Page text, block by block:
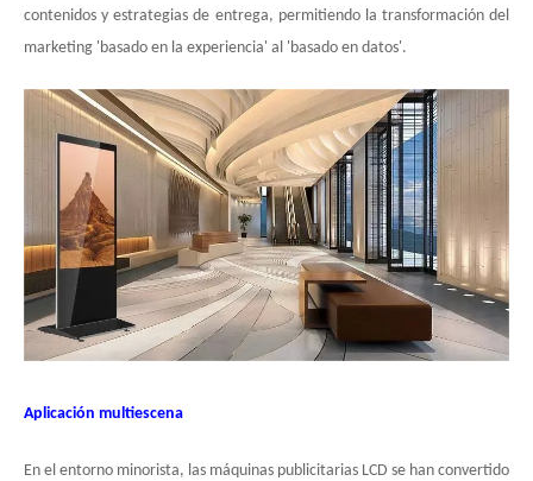
contenidos y estrategias de entrega, permitiendo la transformación del
marketing 'basado en la experiencia' al 'basado en datos'.
Aplicación multiescena
En el entorno minorista, las máquinas publicitarias LCD se han convertido